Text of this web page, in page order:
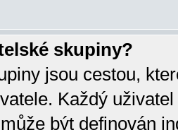
skupiny?
jsou cestou,
Každý
být definován